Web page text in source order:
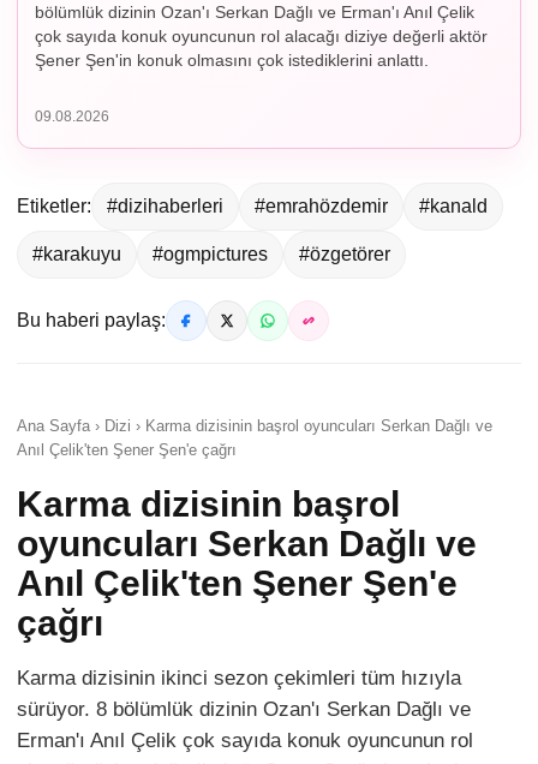
bölümlük dizinin Ozan'ı Serkan Dağlı ve Erman'ı Anıl Çelik
çok sayıda konuk oyuncunun rol alacağı diziye değerli aktör
Şener Şen'in konuk olmasını çok istediklerini anlattı.
09.08.2026
Etiketler: #dizihaberleri #emrahözdemir #kanald
#karakuyu #ogmpictures #özgetörer
Bu haberi paylaş:
Ana Sayfa › Dizi › Karma dizisinin başrol oyuncuları Serkan Dağlı ve
Anıl Çelik'ten Şener Şen'e çağrı
Karma dizisinin başrol
oyuncuları Serkan Dağlı ve
Anıl Çelik'ten Şener Şen'e
çağrı
Karma dizisinin ikinci sezon çekimleri tüm hızıyla
sürüyor. 8 bölümlük dizinin Ozan'ı Serkan Dağlı ve
Erman'ı Anıl Çelik çok sayıda konuk oyuncunun rol